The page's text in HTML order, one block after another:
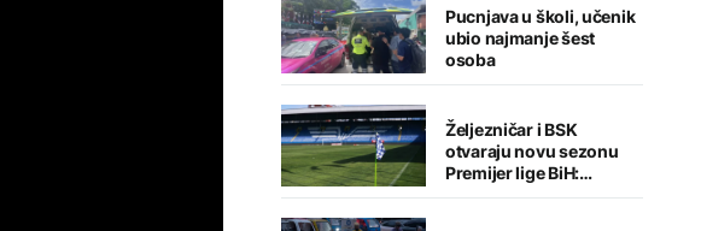
Pucnjava u školi, učenik
ubio najmanje šest
osoba
Željezničar i BSK
otvaraju novu sezonu
Premijer lige BiH:
Sarajlije u problemima,